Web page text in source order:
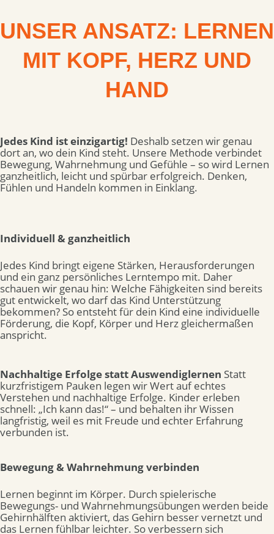
UNSER ANSATZ: LERNEN
MIT KOPF, HERZ UND
HAND
Jedes Kind ist einzigartig! Deshalb setzen wir genau
dort an, wo dein Kind steht. Unsere Methode verbindet
Bewegung, Wahrnehmung und Gefühle – so wird Lernen
ganzheitlich, leicht und spürbar erfolgreich. Denken,
Fühlen und Handeln kommen in Einklang.
Individuell & ganzheitlich
Jedes Kind bringt eigene Stärken, Herausforderungen
und ein ganz persönliches Lerntempo mit. Daher
schauen wir genau hin: Welche Fähigkeiten sind bereits
gut entwickelt, wo darf das Kind Unterstützung
bekommen? So entsteht für dein Kind eine individuelle
Förderung, die Kopf, Körper und Herz gleichermaßen
anspricht.
Nachhaltige Erfolge statt Auswendiglernen Statt
kurzfristigem Pauken legen wir Wert auf echtes
Verstehen und nachhaltige Erfolge. Kinder erleben
schnell: „Ich kann das!“ – und behalten ihr Wissen
langfristig, weil es mit Freude und echter Erfahrung
verbunden ist.
Bewegung & Wahrnehmung verbinden
Lernen beginnt im Körper. Durch spielerische
Bewegungs- und Wahrnehmungsübungen werden beide
Gehirnhälften aktiviert, das Gehirn besser vernetzt und
das Lernen fühlbar leichter. So verbessern sich